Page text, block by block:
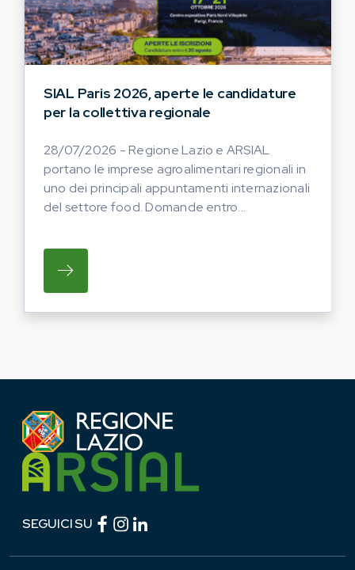
SIAL Paris 2026, aperte le candidature
per la collettiva regionale
28/07/2026 - Regione Lazio e ARSIAL
portano le imprese agroalimentari regionali in
uno dei principali appuntamenti internazionali
del settore food. Domande entro...
SU REGIONE LAZIO E ARSIAL PORTANO
SEGUICI SU Facebook (link esterno)
Instagram (link esterno)